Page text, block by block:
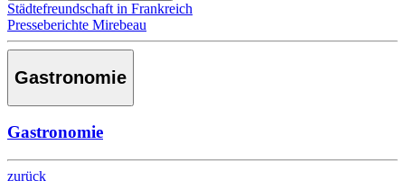
Städtefreundschaft in Frankreich
Presseberichte Mirebeau
Gastronomie
Gastronomie
zurück